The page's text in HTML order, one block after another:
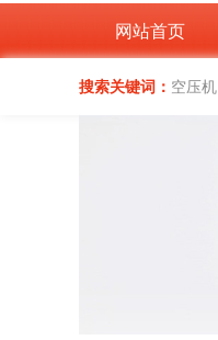
网站首页
搜索关键词： 空压机